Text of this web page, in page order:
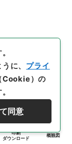
印刷
ダウンロード
概観図
に、 プライ
Cookie）の
同意